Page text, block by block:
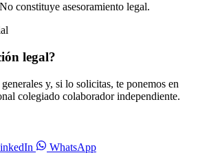
constituye asesoramiento legal.
legal?
y, si lo solicitas, te ponemos en
colegiado colaborador independiente.
WhatsApp